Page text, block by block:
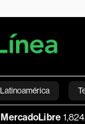
Latinoamérica
Mundo Videos
1,824.26 -